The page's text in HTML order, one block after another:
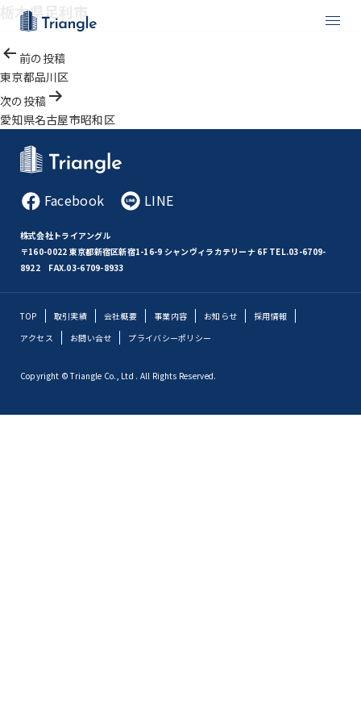
栃木県足利市
投
稿
ビ
ゲ
前の投稿
東京都品川区
次の投稿
愛知県名古屋市昭和区
Facebook LINE
株式会社トライアングル
〒160-0022 東京都新宿区新宿1-16-9 シャンヴィラカテリーナ 6F TEL.03-6709-
8922 FAX.03-6709-8933
TOP 取引実績 会社概要 事業内容 お知らせ
採用情報
アクセス
お問い合せ プライバシーポリシー
Copyright © Triangle Co., Ltd . All Rights Reserved.